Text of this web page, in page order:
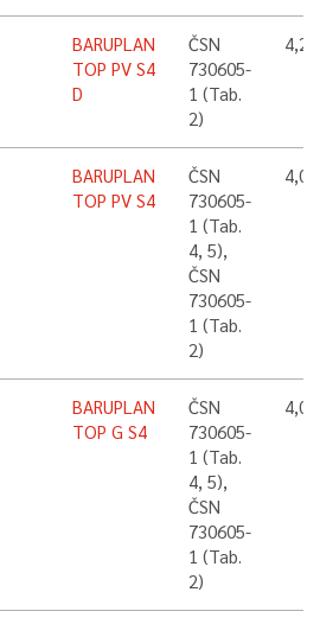
BARUPLAN
TOP PV S4
D
ČSN
730605-
1 (Tab.
2)
4,2
BARUPLAN
TOP PV S4
ČSN
730605-
1 (Tab.
4, 5),
ČSN
730605-
1 (Tab.
2)
4,0
BARUPLAN
TOP G S4
ČSN
730605-
1 (Tab.
4, 5),
ČSN
730605-
1 (Tab.
2)
4,0